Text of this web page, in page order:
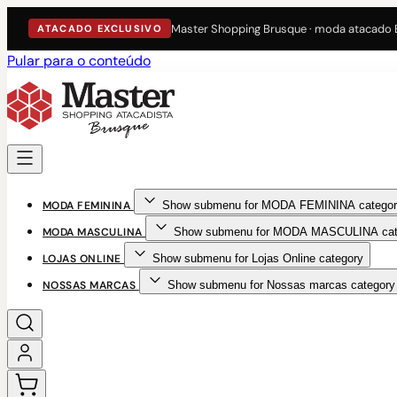
ATACADO EXCLUSIVO Master Shopping Brusque · moda atacado
Pular para o conteúdo
MODA FEMININA Show submenu for MODA FEMININA
MODA MASCULINA Show submenu for MODA MASCULINA
LOJAS ONLINE Show submenu for Lojas Online category
NOSSAS MARCAS Show submenu for Nossas marcas category